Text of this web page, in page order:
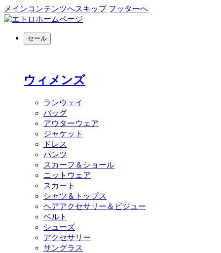
メインコンテンツへスキップ フッターへ
セール
ウィメンズ
ランウェイ
バッグ
アウターウェア
ジャケット
ドレス
パンツ
スカーフ＆ショール
ニットウェア
スカート
シャツ＆トップス
ヘアアクセサリー＆ビジュー
ベルト
シューズ
アクセサリー
サングラス